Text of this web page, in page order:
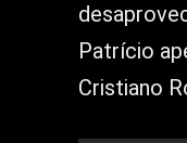
Patrício
Cristiano